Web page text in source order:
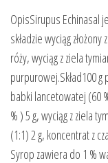
OpisSirupus Echinasal
składzie wyciąg
róży, wyciąg z ziela
purpurowej.Skład100 g
babki lancetowatej (60
% ) 5 g, wyciąg z ziela
(1:1) 2 g, koncentrat z
Syrop zawiera do 1 %